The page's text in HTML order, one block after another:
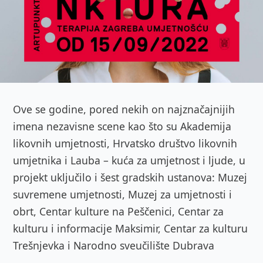
Ove se godine, pored nekih on najznačajnijih
imena nezavisne scene kao što su Akademija
likovnih umjetnosti, Hrvatsko društvo likovnih
umjetnika i Lauba – kuća za umjetnost i ljude, u
projekt uključilo i šest gradskih ustanova: Muzej
suvremene umjetnosti, Muzej za umjetnosti i
obrt, Centar kulture na Peščenici, Centar za
kulturu i informacije Maksimir, Centar za kulturu
Trešnjevka i Narodno sveučilište Dubrava